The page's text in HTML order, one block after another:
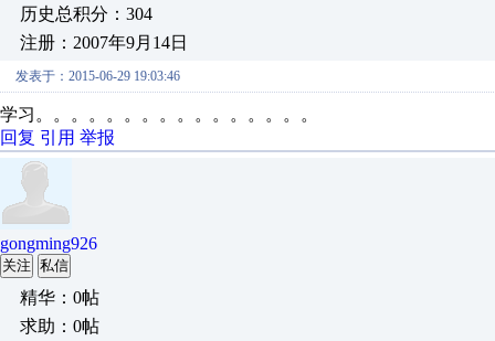
历史总积分：304
注册：2007年9月14日
发表于：2015-06-29 19:03:46
学习。。。。。。。。。。。。。。。。
回复 引用 举报
gongming926
关注 私信
精华：0帖
求助：0帖